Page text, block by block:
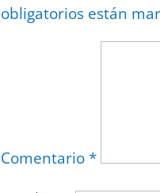
obligatorios están
Comentario *